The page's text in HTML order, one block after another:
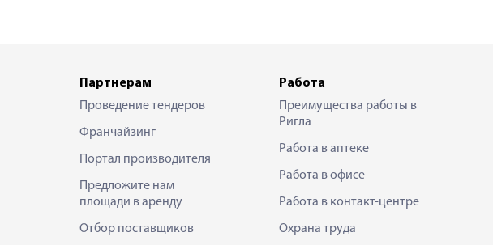
Партнерам
Проведение тендеров
Франчайзинг
Портал производителя
Предложите нам
площади в аренду
Отбор поставщиков
Работа
Преимущества работы в
Ригла
Работа в аптеке
Работа в офисе
Работа в контакт-центре
Охрана труда